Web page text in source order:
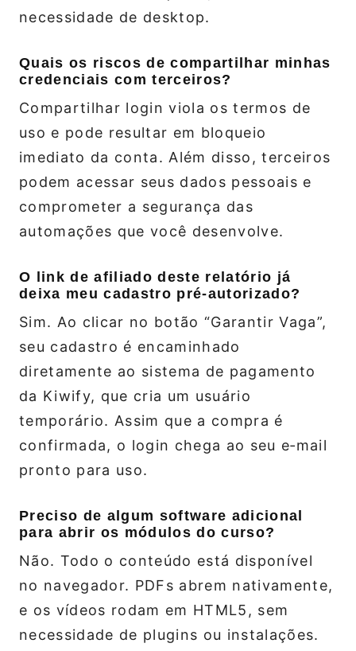
necessidade de desktop.
Quais os riscos de compartilhar minhas
credenciais com terceiros?
Compartilhar login viola os termos de
uso e pode resultar em bloqueio
imediato da conta. Além disso, terceiros
podem acessar seus dados pessoais e
comprometer a segurança das
automações que você desenvolve.
O link de afiliado deste relatório já
deixa meu cadastro pré‑autorizado?
Sim. Ao clicar no botão “Garantir Vaga”,
seu cadastro é encaminhado
diretamente ao sistema de pagamento
da Kiwify, que cria um usuário
temporário. Assim que a compra é
confirmada, o login chega ao seu e‑mail
pronto para uso.
Preciso de algum software adicional
para abrir os módulos do curso?
Não. Todo o conteúdo está disponível
no navegador. PDFs abrem nativamente,
e os vídeos rodam em HTML5, sem
necessidade de plugins ou instalações.